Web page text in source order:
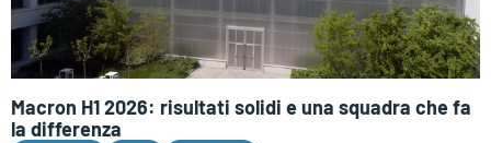
Macron H1 2026: risultati solidi e una squadra che fa
la differenza